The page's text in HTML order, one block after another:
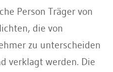
Person Träger von
die von
zu unterscheiden
verklagt werden. Die